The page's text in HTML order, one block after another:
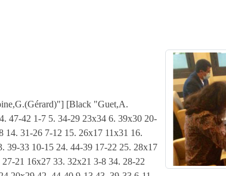
37 18-22 36. 27x18 13x22 37. 37-31 22-28 38. 40-35 29x49 39. 35x11 23-29 40. 11-6 12-17 41. 6-1 28-33 42. 1x34 33x44 43. 34-23 14-20 44. 25x14 9x20 45. 31-27 44-50 46. 38-32 49x38 47. 32x43 50-33 48. 27-22 { Erreur de prise: Les Noirss prennent par (17x28??)et 23x32 } 1/2-1/2 [Event "1/2 Coupe de France,Parthenay-Seilh,D4"] [Site "?"] [Date "2020.10.03"] [Round "?"] [White "Gouzi,J.(Jean)"] [Black "Mottay,G.(Gabriel)"] [Result "1/2-1/2"] [GameType "20"] [Setup "1"] [FEN "W:W16,K23,26,43,45:B3,20,28,K33."] [PlyCount "18"] { Suite de la partie, après l'erreur de prise des Noirs. } 48. 23x32 20-24 49. 32-41 24-30 50. 45-40 33-50 51. 40-35 30-34 52. 35-30 34x25 53. 43-38 25-30 54. 38-32 30-34 55. 41-46 34-39 56. 26-21 39-44 1/2-1/2 [Event "7°/8° Coupe de France,Le Mans-Parthen,D1"] [Site "?"] [Date "2020.10.04"] [Round "?"] [White "Mottay,G.(Gabriel)"] [Black "Perrin,J.(Jean-Hugues)"] [Result "0-1"] [GameType "20"] [PlyCount "127"] 1. 33-28 19-23 2. 28x19 14x23 3. 39-33 10-14 4. 44-39 5-10 5. 34-30 20-25 6. 50-44 25x34 7. 40x29 23x34 8. 39x30 18-23 9. 32-28 23x32 10. 37x28 17-22 11. 28x17 11x22 12. 44-39 14-19 13. 49-44 10-14 14. 41-37 19-23 15. 37-32 14-19 16. 30-25 12-18 17. 44-40 7-12 18. 39-34 15-20 19. 25x14 19x10 20. 33-29 1-7 21. 31-27 22x31 22. 36x27 12-17 23. 46-41 7-11 24. 41-37 17-21 25. 35-30 10-14 26. 40-35 23-28 27. 32x12 21x41 28. 47x36 8x17 29. 45-40 17-22 30. 38-32 14-19 31. 43-38 16-21 32. 30-25 11-16 33. 34-30 13-18 34. 42-37 2-8 35. 38-33 19-23 36. 40-34 21-27 37. 32x21 16x27 38. 48-43 6-11 39. 43-38 8-13 40. 29-24 11-16 41. 37-31 23-28 42. 24-20 28x39 43. 34x43 18-23 44. 30-24 16-21 45. 31-26 23-28 46. 26x17 22x11 47. 20-15 28-32 48. 24-20 13-19 49. 35-30 32-37 50. 30-24 19x30 51. 25x34 27-31 52. 36x27 37-41 53. 38-33 41-46 54. 27-21 46-19 55. 33-29 9-14 56. 20x9 3x14 57. 43-39 19-8 58. 29-23 8x26 59. 34-29 26-31 60. 39-33 31-13 61. 33-28 11-17 62. 29-24 13x35 63. 23-18 14-20 64. 15x24 0-1 [Event "7°/8° Coupe de France,Le Mans-Parthen,D2"] [Site "?"] [Date "2020.10.04"] [Round "?"] [White "Kengue,P.(Prince)"] [Black "Bernardeau,Y.(Yves)"] [Result "1-0"] [GameType "20"] [PlyCount "109"] 1. 34-30 20-25 2. 40-34 14-20 3. 45-40 10-14 4. 50-45 5-10 5. 31-26 17-21 6. 26x17 12x21 7. 36-31 7-12